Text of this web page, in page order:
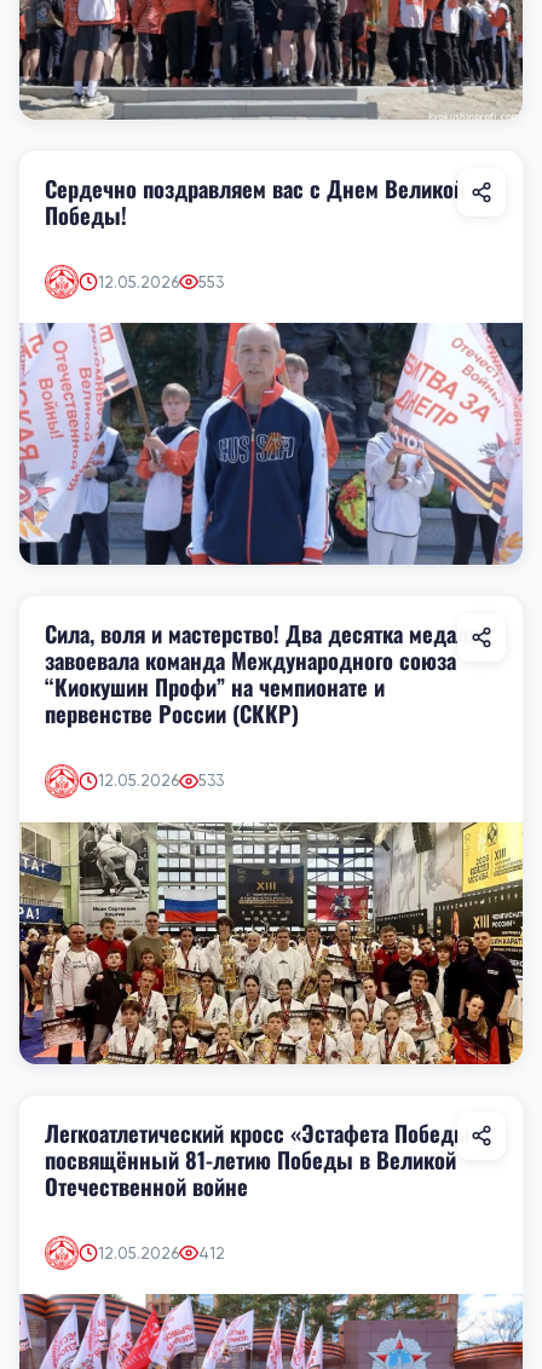
Сердечно поздравляем вас с Днем Великой
Победы!
12.05.2026 553
Сила, воля и мастерство! Два десятка медалей
завоевала команда Международного союза
“Киокушин Профи” на чемпионате и
первенстве России (СККР)
12.05.2026 533
Легкоатлетический кросс «Эстафета Победы»,
посвящённый 81-летию Победы в Великой
Отечественной войне
12.05.2026 412